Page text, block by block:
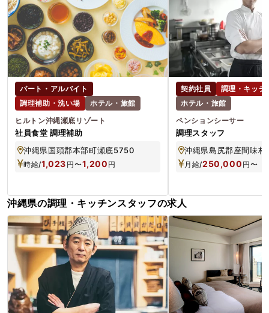
パート・アルバイト
調理補助・洗い場
ホテル・旅館
ヒルトン沖縄瀬底リゾート
社員食堂 調理補助
沖縄県国頭郡本部町瀬底5750
時給/1,023 円〜1,200 円
契約社員
調理・キッチ
ホテル・旅館
ペンションシーサー
調理スタッフ
沖縄県島尻郡座間味村
月給/250,000 円〜
沖縄県の調理・キッチンスタッフの求人